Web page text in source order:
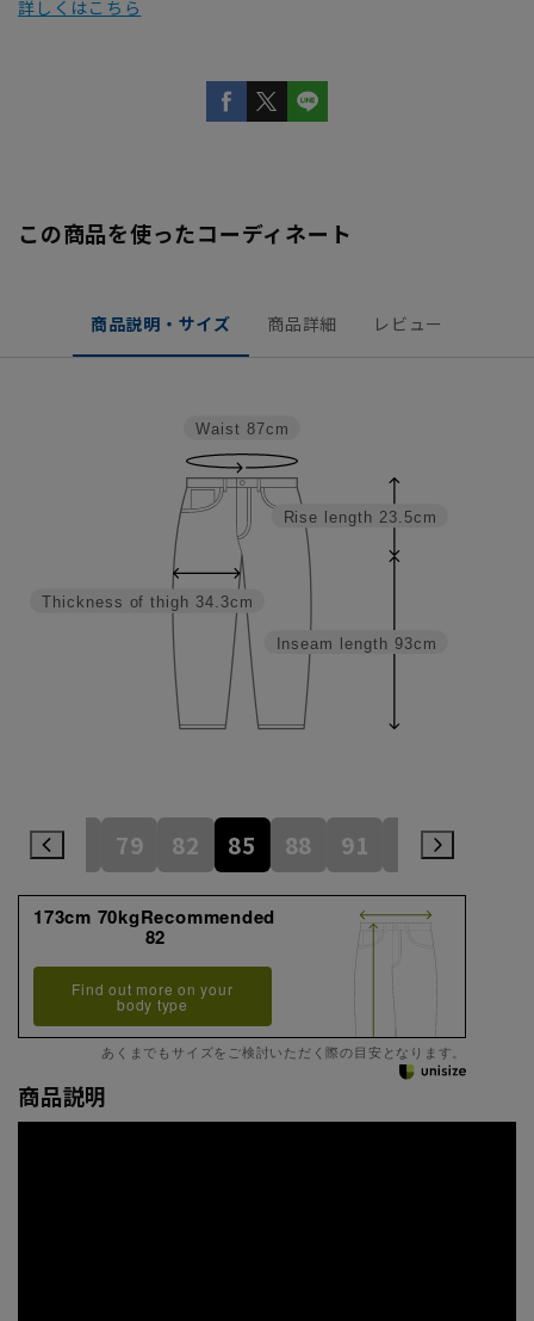
詳しくはこちら
この商品を使ったコーディネート
商品説明・サイズ 商品詳細 レビュー
Inseam length 93cm
Rise length 23.5cm
Thickness of thigh 34.3cm
Waist 87cm
76 79 82 85 88 91 94
173cm 70kgRecommended
82
Find out more on your
body type
あくまでもサイズをご検討いただく際の目安となります。
商品説明